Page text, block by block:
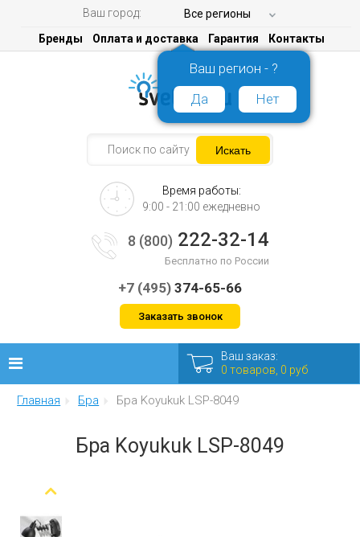
Ваш город: Все регионы
Ваш регион - ?
Да
Нет
Бренды Оплата и доставка Гарантия Контакты
Время работы:
9:00 - 21:00 ежедневно
8 (800) 222-32-14
Бесплатно по России
+7 (495) 374-65-66
Заказать звонок
Люстры
Интерьерные
Уличные
Ваш заказ:
0 товаров, 0 руб
Главная Бра Бра Koyukuk LSP-8049
Бра Koyukuk LSP-8049